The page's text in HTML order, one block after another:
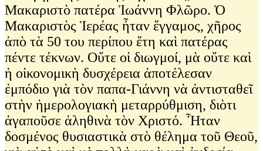
Μακαριστὸ πατέρα Ἰωάννη Φλῶρο. Ὁ
Μακαριστὸς Ἱερέας ἦταν ἔγγαμος, χῆρος
ἀπὸ τὰ 50 του περίπου ἔτη καὶ πατέρας
πέντε τέκνων. Οὔτε οἱ διωγμοί, μὰ οὔτε καὶ
ἡ οἰκονομικὴ δυσχέρεια ἀποτέλεσαν
ἐμπόδιο γιὰ τὸν παπα-Γιάννη νὰ ἀντισταθεῖ
στὴν ἡμερολογιακὴ μεταρρύθμιση, διὸτι
ἀγαποῦσε ἀληθινὰ τὸν Χριστό. Ἦταν
δοσμένος θυσιαστικὰ στὸ θέλημα τοῦ Θεοῦ,